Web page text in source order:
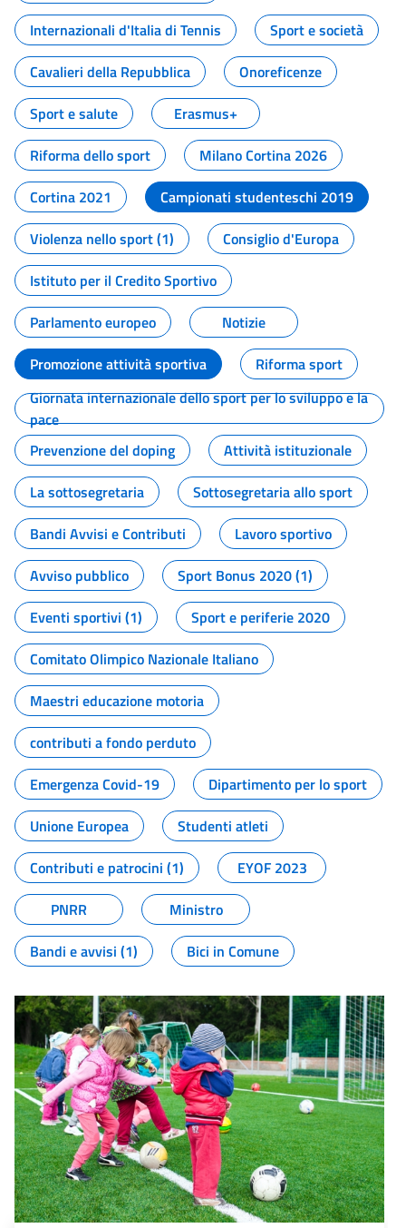
Internazionali d'Italia di Tennis
Sport e società
Cavalieri della Repubblica
Onoreficenze
Sport e salute
Erasmus+
Riforma dello sport
Milano Cortina 2026
Cortina 2021
Campionati studenteschi 2019
Violenza nello sport (1)
Consiglio d'Europa
Istituto per il Credito Sportivo
Parlamento europeo
Notizie
Promozione attività sportiva
Riforma sport
Giornata internazionale dello sport per lo sviluppo e la
pace
Prevenzione del doping
Attività istituzionale
La sottosegretaria
Sottosegretaria allo sport
Bandi Avvisi e Contributi
Lavoro sportivo
Avviso pubblico
Sport Bonus 2020 (1)
Eventi sportivi (1)
Sport e periferie 2020
Comitato Olimpico Nazionale Italiano
Maestri educazione motoria
contributi a fondo perduto
Emergenza Covid-19
Dipartimento per lo sport
Unione Europea
Studenti atleti
Contributi e patrocini (1)
EYOF 2023
PNRR
Ministro
Bandi e avvisi (1)
Bici in Comune